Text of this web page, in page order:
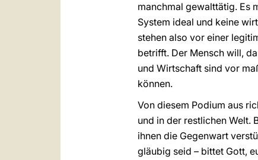
manchmal gewalttätig. Es
System ideal und keine
stehen also vor einer
betrifft. Der Mensch will,
und Wirtschaft sind vor
können.
Von diesem Podium aus
und in der restlichen Welt.
ihnen die Gegenwart
gläubig seid – bittet Gott,